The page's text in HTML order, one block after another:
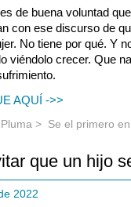
de buena voluntad
con ese discurso de
No tiene por qué. Y
viéndolo crecer. Que
AQUÍ ->>
> Se el primero
que un hijo
2022